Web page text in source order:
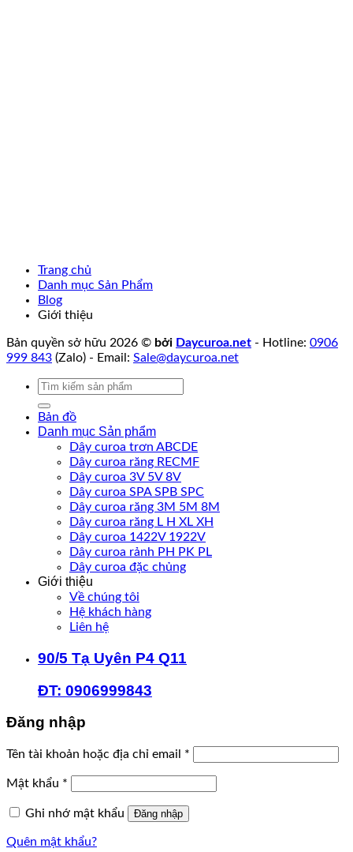
Trang chủ
Danh mục Sản Phẩm
Blog
Giới thiệu
Bản quyền sở hữu 2026 © bởi Daycuroa.net - Hotline: 0906
999 843 (Zalo) - Email: Sale@daycuroa.net
Tìm
Bản đồ
Danh mục Sản phẩm
Dây curoa trơn ABCDE
Dây curoa răng RECMF
Dây curoa 3V 5V 8V
Dây curoa SPA SPB SPC
Dây curoa răng 3M 5M 8M
Dây curoa răng L H XL XH
Dây curoa 1422V 1922V
Dây curoa rảnh PH PK PL
Dây curoa đặc chủng
Giới thiệu
Về chúng tôi
Hệ khách hàng
Liên hệ
90/5 Tạ Uyên P4 Q11
ĐT: 0906999843
Đăng nhập
Tên tài khoản hoặc địa chỉ email *
Mật khẩu *
Ghi nhớ mật khẩu
Đăng nhập
Quên mật khẩu?